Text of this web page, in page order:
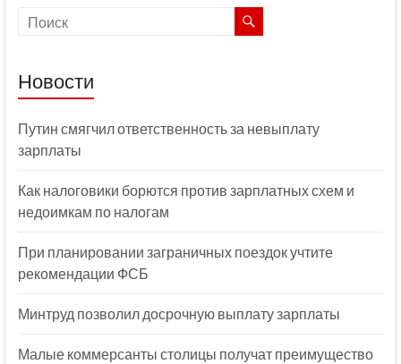
Новости
Путин смягчил ответственность за невыплату
зарплаты
Как налоговики борются против зарплатных схем и
недоимкам по налогам
При планировании заграничных поездок учтите
рекомендации ФСБ
Минтруд позволил досрочную выплату зарплаты
Малые коммерсанты столицы получат преимущество